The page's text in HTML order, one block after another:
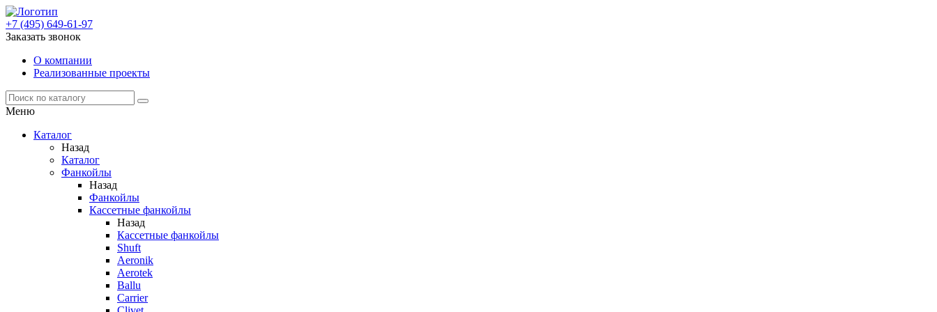
+7 (495) 649-61-97
Заказать звонок
О компании
Реализованные проекты
Меню
Каталог
Назад
Каталог
Фанкойлы
Назад
Фанкойлы
Кассетные фанкойлы
Назад
Кассетные фанкойлы
Shuft
Aeronik
Aerotek
Ballu
Carrier